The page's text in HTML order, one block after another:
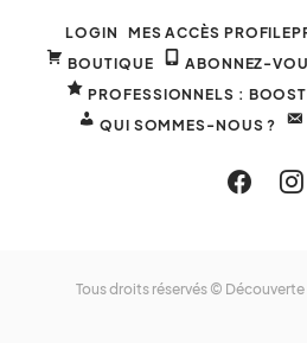
LOGIN MES ACCÈS
BOUTIQUE
ABONNEZ-
PROFESSIONNELS :
QUI SOMMES-NOUS ?
Tous droits réservés ©